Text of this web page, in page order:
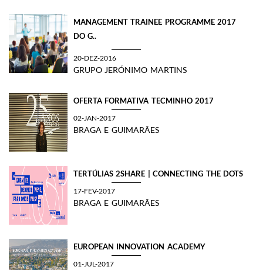
MANAGEMENT TRAINEE PROGRAMME 2017
DO G..
20-DEZ-2016
GRUPO JERÓNIMO MARTINS
OFERTA FORMATIVA TECMINHO 2017
02-JAN-2017
BRAGA E GUIMARÃES
TERTÚLIAS 2SHARE | CONNECTING THE DOTS
17-FEV-2017
BRAGA E GUIMARÃES
EUROPEAN INNOVATION ACADEMY
01-JUL-2017